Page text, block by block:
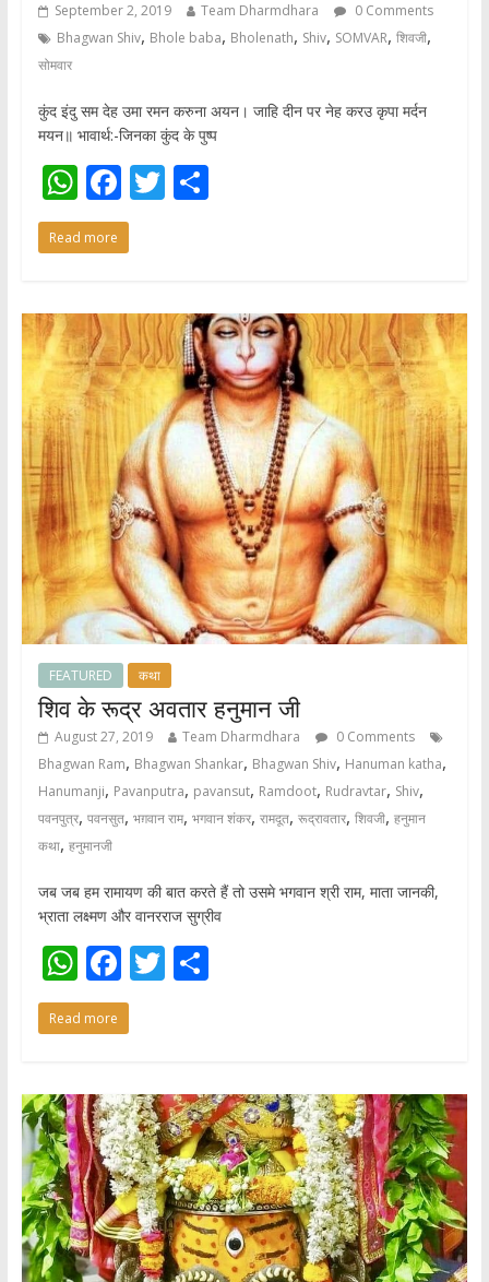
September 2, 2019 Team Dharmdhara
0 Comments
Bhagwan Shiv, Bhole baba, Bholenath, Shiv, SOMVAR, शिवजी,
सोमवार
कुंद इंदु सम देह उमा रमन करुना अयन। जाहि दीन पर नेह करउ कृपा मर्दन
मयन॥ भावार्थ:-जिनका कुंद के पुष्प
W
h
at
A
p
p
F
ac
e
o
o
k
T S
Read more
FEATURED कथा
शिव के रूद्र अवतार हनुमान जी
August 27, 2019 Team Dharmdhara
0 Comments
Bhagwan Ram, Bhagwan Shankar, Bhagwan Shiv, Hanuman katha,
Hanumanji, Pavanputra, pavansut, Ramdoot, Rudravtar, Shiv,
पवनपुत्र, पवनसुत, भग़वान राम, भगवान शंकर, रामदूत, रूद्रावतार, शिवजी, हनुमान
कथा, हनुमानजी
जब जब हम रामायण की बात करते हैं तो उसमे भगवान श्री राम, माता जानकी,
भ्राता लक्ष्मण और वानरराज सुग्रीव
W
h
at
A
p
p
F
ac
e
o
o
k
T S
Read more